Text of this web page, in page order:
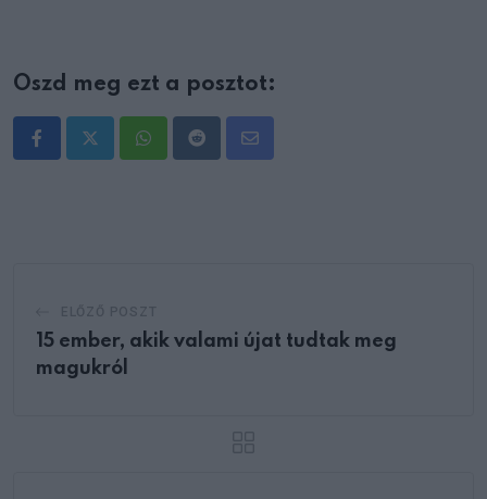
Oszd meg ezt a posztot:
WhatsappRedditShare
15 ember, akik valami újat tudtak meg
magukról